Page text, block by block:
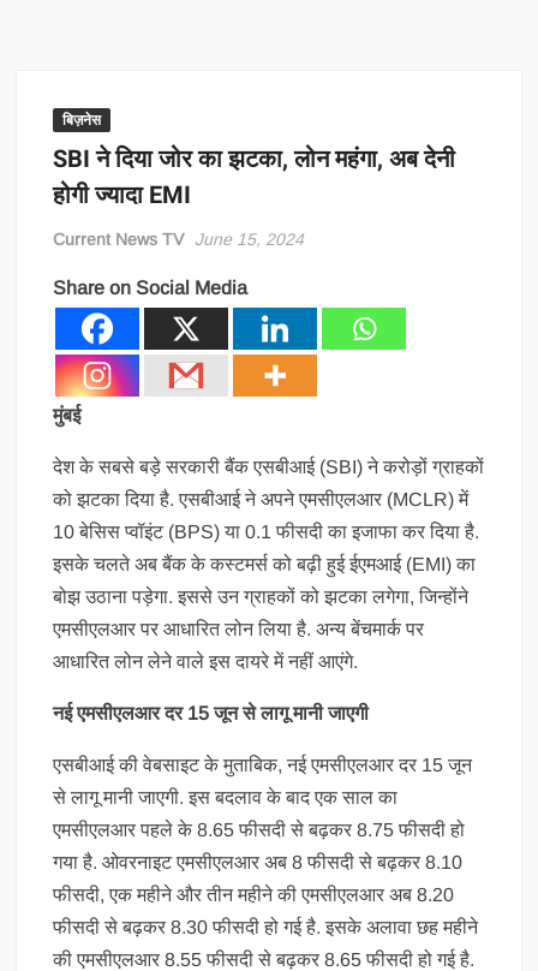
बिज़नेस
SBI ने दिया जोर का झटका, लोन महंगा, अब देनी
होगी ज्‍यादा EMI
Current News TV June 15, 2024
Share on Social Media
मुंबई
देश के सबसे बड़े सरकारी बैंक एसबीआई (SBI) ने करोड़ों ग्राहकों
को झटका दिया है. एसबीआई ने अपने एमसीएलआर (MCLR) में
10 बेसिस प्वॉइंट (BPS) या 0.1 फीसदी का इजाफा कर दिया है.
इसके चलते अब बैंक के कस्टमर्स को बढ़ी हुई ईएमआई (EMI) का
बोझ उठाना पड़ेगा. इससे उन ग्राहकों को झटका लगेगा, जिन्होंने
एमसीएलआर पर आधारित लोन लिया है. अन्य बेंचमार्क पर
आधारित लोन लेने वाले इस दायरे में नहीं आएंगे.
नई एमसीएलआर दर 15 जून से लागू मानी जाएगी
एसबीआई की वेबसाइट के मुताबिक, नई एमसीएलआर दर 15 जून
से लागू मानी जाएगी. इस बदलाव के बाद एक साल का
एमसीएलआर पहले के 8.65 फीसदी से बढ़कर 8.75 फीसदी हो
गया है. ओवरनाइट एमसीएलआर अब 8 फीसदी से बढ़कर 8.10
फीसदी, एक महीने और तीन महीने की एमसीएलआर अब 8.20
फीसदी से बढ़कर 8.30 फीसदी हो गई है. इसके अलावा छह महीने
की एमसीएलआर 8.55 फीसदी से बढ़कर 8.65 फीसदी हो गई है.